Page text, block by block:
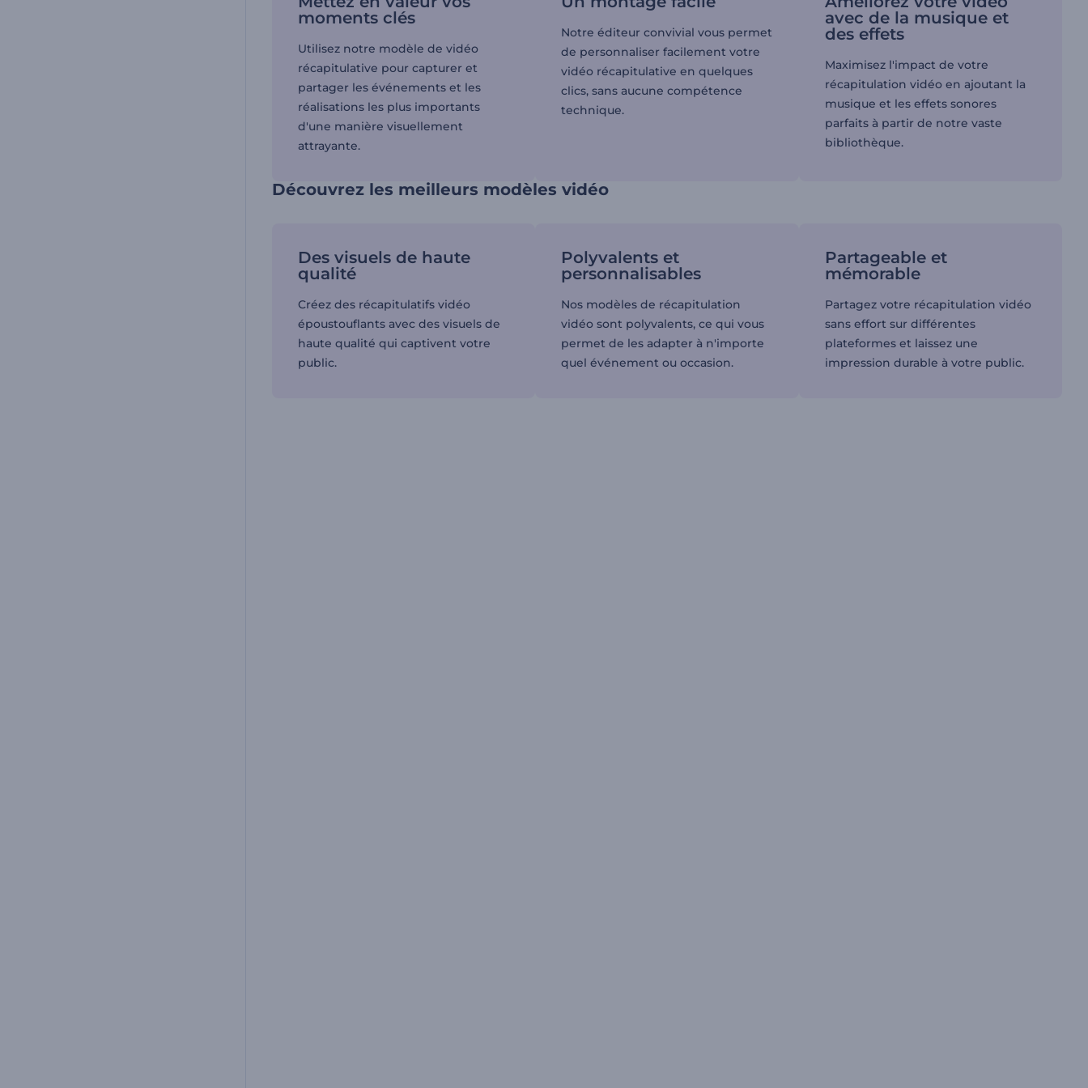
moments clés
Utilisez notre modèle de vidéo
récapitulative pour capturer et
partager les événements et les
réalisations les plus importants
d'une manière visuellement
attrayante.
Notre éditeur convivial vous permet
de personnaliser facilement votre
vidéo récapitulative en quelques
clics, sans aucune compétence
technique.
avec de la musique et
des effets
Maximisez l'impact de votre
récapitulation vidéo en ajoutant la
musique et les effets sonores
parfaits à partir de notre vaste
bibliothèque.
Découvrez les meilleurs modèles vidéo
Des visuels de haute
qualité
Créez des récapitulatifs vidéo
époustouflants avec des visuels de
haute qualité qui captivent votre
public.
Polyvalents et
personnalisables
Nos modèles de récapitulation
vidéo sont polyvalents, ce qui vous
permet de les adapter à n'importe
quel événement ou occasion.
Partageable et
mémorable
Partagez votre récapitulation vidéo
sans effort sur différentes
plateformes et laissez une
impression durable à votre public.